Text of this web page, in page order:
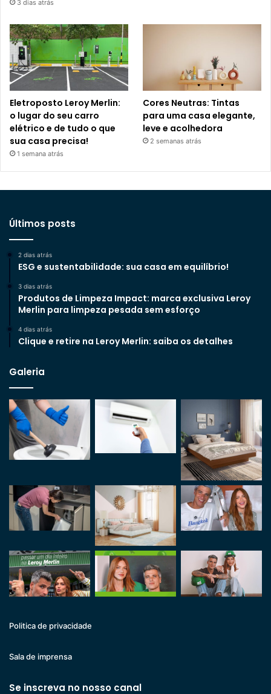
3 dias atrás
Eletroposto Leroy Merlin:
o lugar do seu carro
elétrico e de tudo o que
sua casa precisa!
1 semana atrás
Cores Neutras: Tintas
para uma casa elegante,
leve e acolhedora
2 semanas atrás
Últimos posts
2 dias atrás
ESG e sustentabilidade: sua casa em equilíbrio!
3 dias atrás
Produtos de Limpeza Impact: marca exclusiva Leroy
Merlin para limpeza pesada sem esforço
4 dias atrás
Clique e retire na Leroy Merlin: saiba os detalhes
Galeria
Politica de privacidade
Sala de imprensa
Se inscreva no nosso canal